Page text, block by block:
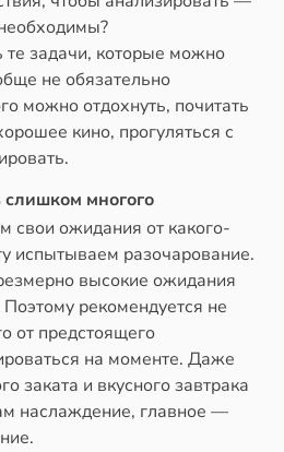
задачи, которые можно
не обязательно
можно отдохнуть, почитать
кино, прогуляться с
многого
ожидания от какого-
испытываем разочарование.
высокие ожидания
рекомендуется не
от предстоящего
на моменте. Даже
заката и вкусного завтрака
наслаждение, главное —